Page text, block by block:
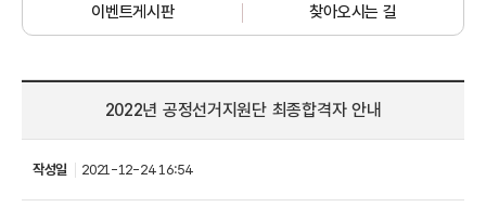
이벤트게시판 찾아오시는 길
2022년 공정선거지원단 최종합격자 안내
작성일 2021-12-24 16:54